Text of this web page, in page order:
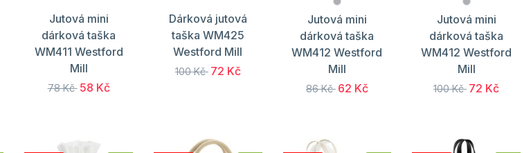
Jutová mini
dárková taška
WM411 Westford
Mill
78 Kč 58 Kč
Dárková jutová
taška WM425
Westford Mill
100 Kč 72 Kč
Jutová mini
dárková taška
WM412 Westford
Mill
86 Kč 62 Kč
Jutová mini
dárková taška
WM412 Westford
Mill
100 Kč 72 Kč